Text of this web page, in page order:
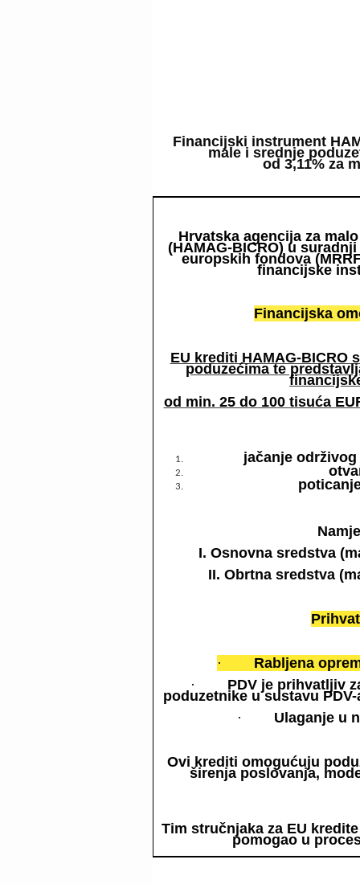
Financijski instrument
male i srednje
od 3,11% za
Hrvatska agencija za
(HAMAG-BICRO) u
europskih fondova
financijske
Financijska
EU krediti HAMAG-BICRO
poduzećima te
od min. 25 do 100 tisuća
jačanje
I. Osnovna sredstva
II. Obrtna sredstva
· Rabljena
· PDV je prihvatljiv
poduzetnike u sustavu
· Ulaganje u
Ovi krediti omogućuju
širenja poslovanja,
Tim stručnjaka za EU
pomogao u